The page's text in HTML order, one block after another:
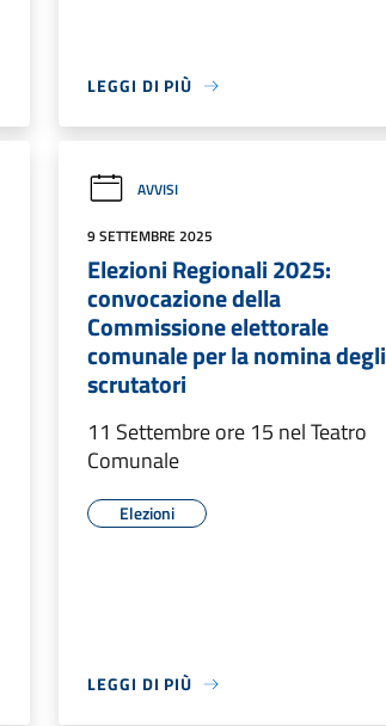
LEGGI DI PIÙ
AVVISI
9 SETTEMBRE 2025
Elezioni Regionali 2025:
convocazione della
Commissione elettorale
comunale per la nomina degli
scrutatori
11 Settembre ore 15 nel Teatro
Comunale
Elezioni
LEGGI DI PIÙ